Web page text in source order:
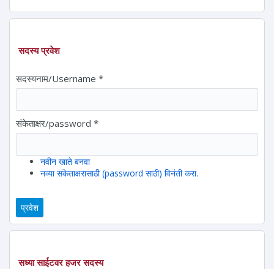
सदस्य प्रवेश
सदस्यनाम/Username *
संकेताक्षर/password *
नवीन खाते बनवा
नव्या संकेताक्षरासाठी (password साठी) विनंती करा.
सध्या साईटवर हजर सदस्य